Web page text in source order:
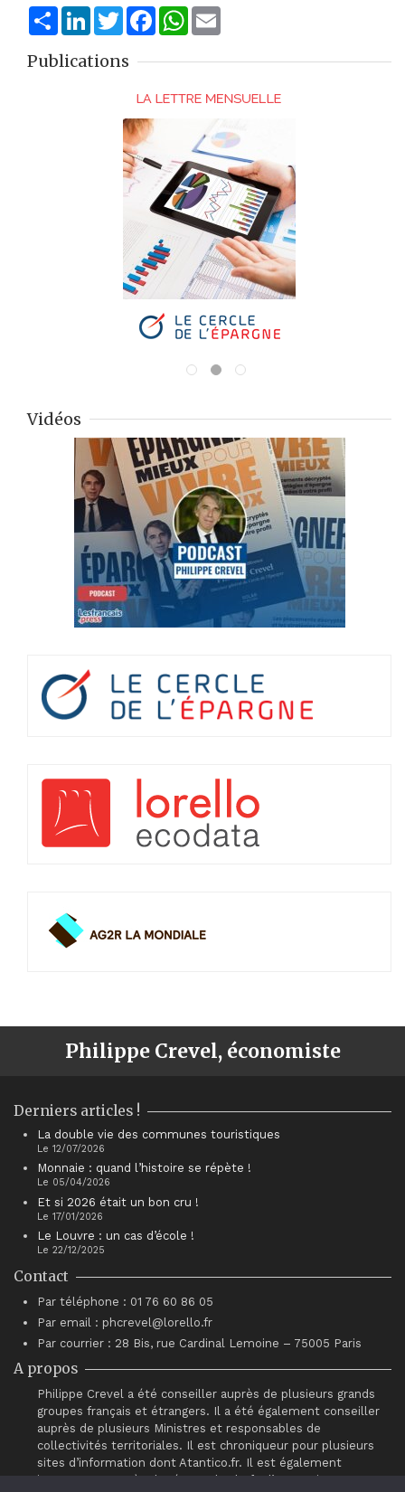
ShareLinkedInTwitterFacebookWhatsApp
Publications
Vidéos
Philippe Crevel, économiste
Derniers articles !
La double vie des communes touristiques
Le 12/07/2026
Monnaie : quand l’histoire se répète !
Le 05/04/2026
Et si 2026 était un bon cru !
Le 17/01/2026
Le Louvre : un cas d’école !
Le 22/12/2025
Contact
Par téléphone : 01 76 60 86 05
Par email : phcrevel@lorello.fr
Par courrier : 28 Bis, rue Cardinal Lemoine – 75005 Paris
A propos
Philippe Crevel a été conseiller auprès de plusieurs grands
groupes français et étrangers. Il a été également conseiller
auprès de plusieurs Ministres et responsables de
collectivités territoriales. Il est chroniqueur pour plusieurs
sites d’information dont Atantico.fr. Il est également
intervenant auprès du réseau de chefs d’entreprises